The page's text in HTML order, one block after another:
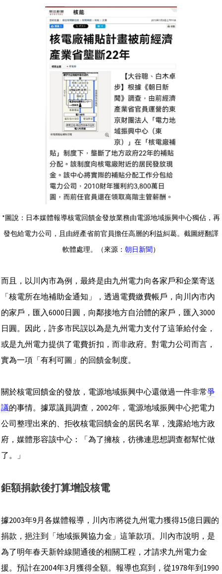
*圖說：日本媒體報導核電回饋金發放業務由電源地域振興中心獨佔，再
發包給電力公司，且由經產省前官員擔任高層的利益糾葛。截圖經翻譯
軟體處理。（來源： 朝日新聞）
而且，以川內市為例，最終是由九州電力向各家戶和企業寄送
「核電所在地補助金通知」，透過電費繳費帳戶，向川內市內
的家戶，匯入6000日圓，向鄰接地方自治體的家戶，匯入3000
日圓。因此，許多市民誤以為是九州電力支付了這筆給付金，
或是九州電力提供了電費折扣，而非政府。對電力公司而言，
實為一項「有利可圖」的回饋金制度。
關於核電回饋金的發放，電源地域振興中心還做過一件非常爭
議的事情。據眾議員調查，2002年，電源地域振興中心把電力
公司整理出來的、拒收核電回饋金的居民名單，洩露給地方政
府，媒體形容該中心：「為了擁核，彷彿連思想調查都幫忙做
了。」
鉅額捐款後打算增設核電
據2003年9月各媒體報導，川內市將從九州電力獲得15億日圓的
捐款，挹注到「地域振興協力金」這筆款項。川內市說明，是
為了明年春天新幹線開通後的相關工程，才請求九州電力金
援。預計在2004年3月獲得全額。報導也寫到，從1978年到1990